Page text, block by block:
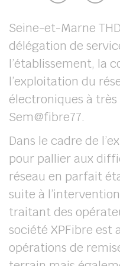
Seine-et-Marne
délégation de
l’établissement, la
l’exploitation du
électroniques à
Sem@fibre77.
Dans le cadre de
pour pallier aux
réseau en parfait
suite à
traitant des
société XPFibre est
opérations de